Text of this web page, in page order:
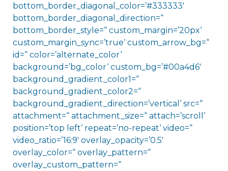
bottom_border_diagonal_color=’#333333′
bottom_border_diagonal_direction=“
bottom_border_style=“ custom_margin=’20px‘
custom_margin_sync=’true‘ custom_arrow_bg=“
id=“ color=’alternate_color‘
background=’bg_color‘ custom_bg=’#00a4d6′
background_gradient_color1=“
background_gradient_color2=“
background_gradient_direction=’vertical‘ src=“
attachment=“ attachment_size=“ attach=’scroll‘
position=’top left‘ repeat=’no-repeat‘ video=“
video_ratio=’16:9′ overlay_opacity=’0.5′
overlay_color=“ overlay_pattern=“
overlay_custom_pattern=“